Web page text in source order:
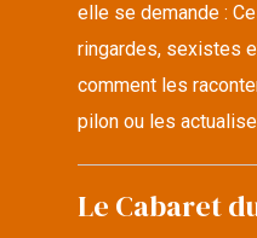
elle se demande :
ringardes, sexistes
comment les
pilon ou les
Le Cabaret